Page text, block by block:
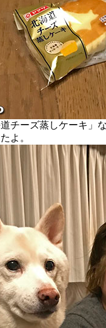
チーズ蒸しケーキ」
よ。